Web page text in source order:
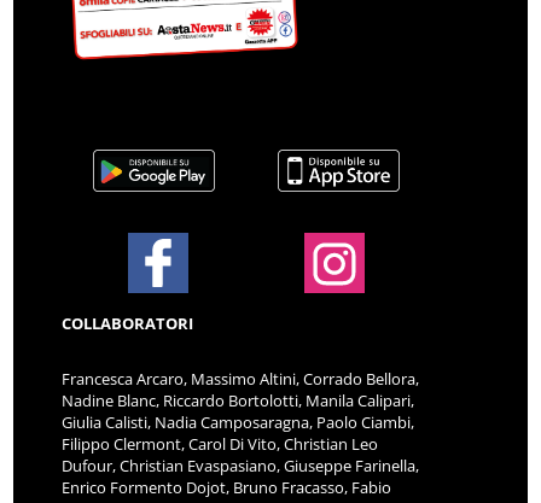
COLLABORATORI
Francesca Arcaro, Massimo Altini, Corrado Bellora,
Nadine Blanc, Riccardo Bortolotti, Manila Calipari,
Giulia Calisti, Nadia Camposaragna, Paolo Ciambi,
Filippo Clermont, Carol Di Vito, Christian Leo
Dufour, Christian Evaspasiano, Giuseppe Farinella,
Enrico Formento Dojot, Bruno Fracasso, Fabio